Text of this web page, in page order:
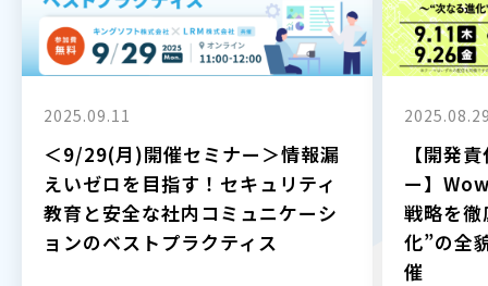
2025.09.11
＜9/29(月)開催セミナー＞情報漏
えいゼロを目指す！セキュリティ
教育と安全な社内コミュニケーシ
ョンのベストプラクティス
【開発
ー】
戦略を
化”の全
催